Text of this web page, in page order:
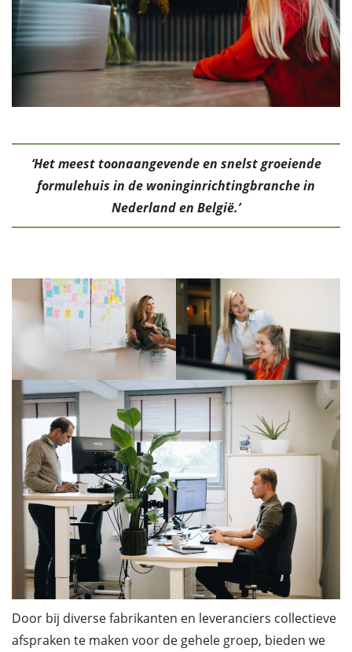
‘Het meest toonaangevende en snelst groeiende
formulehuis in de woninginrichtingbranche in
Nederland en België.’
Door bij diverse fabrikanten en leveranciers collectieve
afspraken te maken voor de gehele groep, bieden we